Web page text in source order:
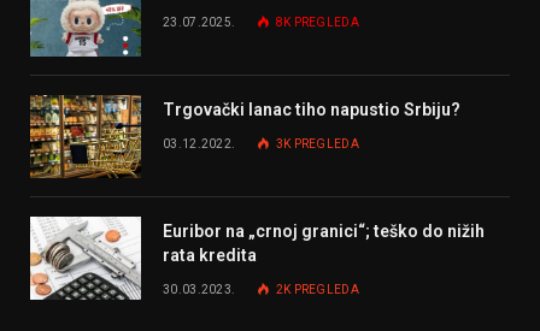
23.07.2025. 8K PREGLEDA
Trgovački lanac tiho napustio Srbiju?
03.12.2022. 3K PREGLEDA
Euribor na „crnoj granici“; teško do nižih
rata kredita
30.03.2023. 2K PREGLEDA